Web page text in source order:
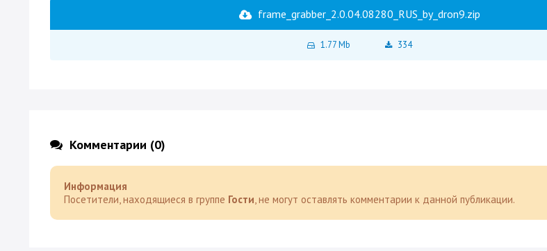
frame_grabber_2.0.04.08280_RUS_by_dron9.zip
1.77 Mb 334
Комментарии (0)
Информация
Посетители, находящиеся в группе Гости, не могут оставлять комментарии к данной публикации.